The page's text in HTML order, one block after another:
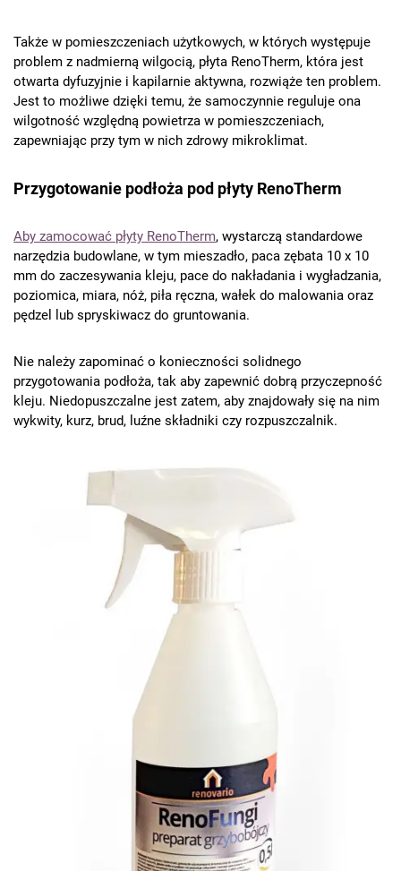
Także w pomieszczeniach użytkowych, w których występuje
problem z nadmierną wilgocią, płyta RenoTherm, która jest
otwarta dyfuzyjnie i kapilarnie aktywna, rozwiąże ten problem.
Jest to możliwe dzięki temu, że samoczynnie reguluje ona
wilgotność względną powietrza w pomieszczeniach,
zapewniając przy tym w nich zdrowy mikroklimat.
Przygotowanie podłoża pod płyty RenoTherm
Aby zamocować płyty RenoTherm, wystarczą standardowe
narzędzia budowlane, w tym mieszadło, paca zębata 10 x 10
mm do zaczesywania kleju, pace do nakładania i wygładzania,
poziomica, miara, nóż, piła ręczna, wałek do malowania oraz
pędzel lub spryskiwacz do gruntowania.
Nie należy zapominać o konieczności solidnego
przygotowania podłoża, tak aby zapewnić dobrą przyczepność
kleju. Niedopuszczalne jest zatem, aby znajdowały się na nim
wykwity, kurz, brud, luźne składniki czy rozpuszczalnik.